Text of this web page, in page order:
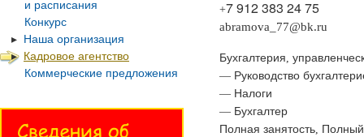
и расписания
Конкурс
Наша организация
Кадровое агентство
Коммерческие предложения
+7 912 383 24 75
abramova_77@bk.ru
Бухгалтерия,
— Руководство
— Налоги
— Бухгалтер
Полная занятость, Полный